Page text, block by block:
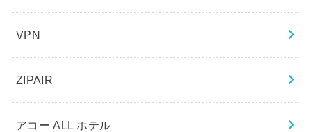
VPN
ZIPAIR
アコー ALL ホテル